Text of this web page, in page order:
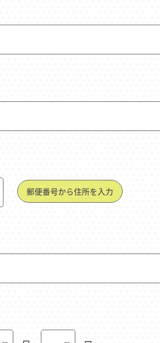
郵便番号から住所を入力